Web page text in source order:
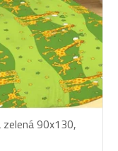
90x130,